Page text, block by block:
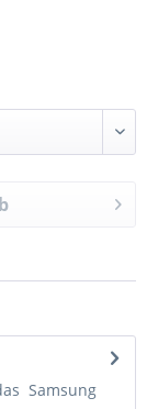
Samsung